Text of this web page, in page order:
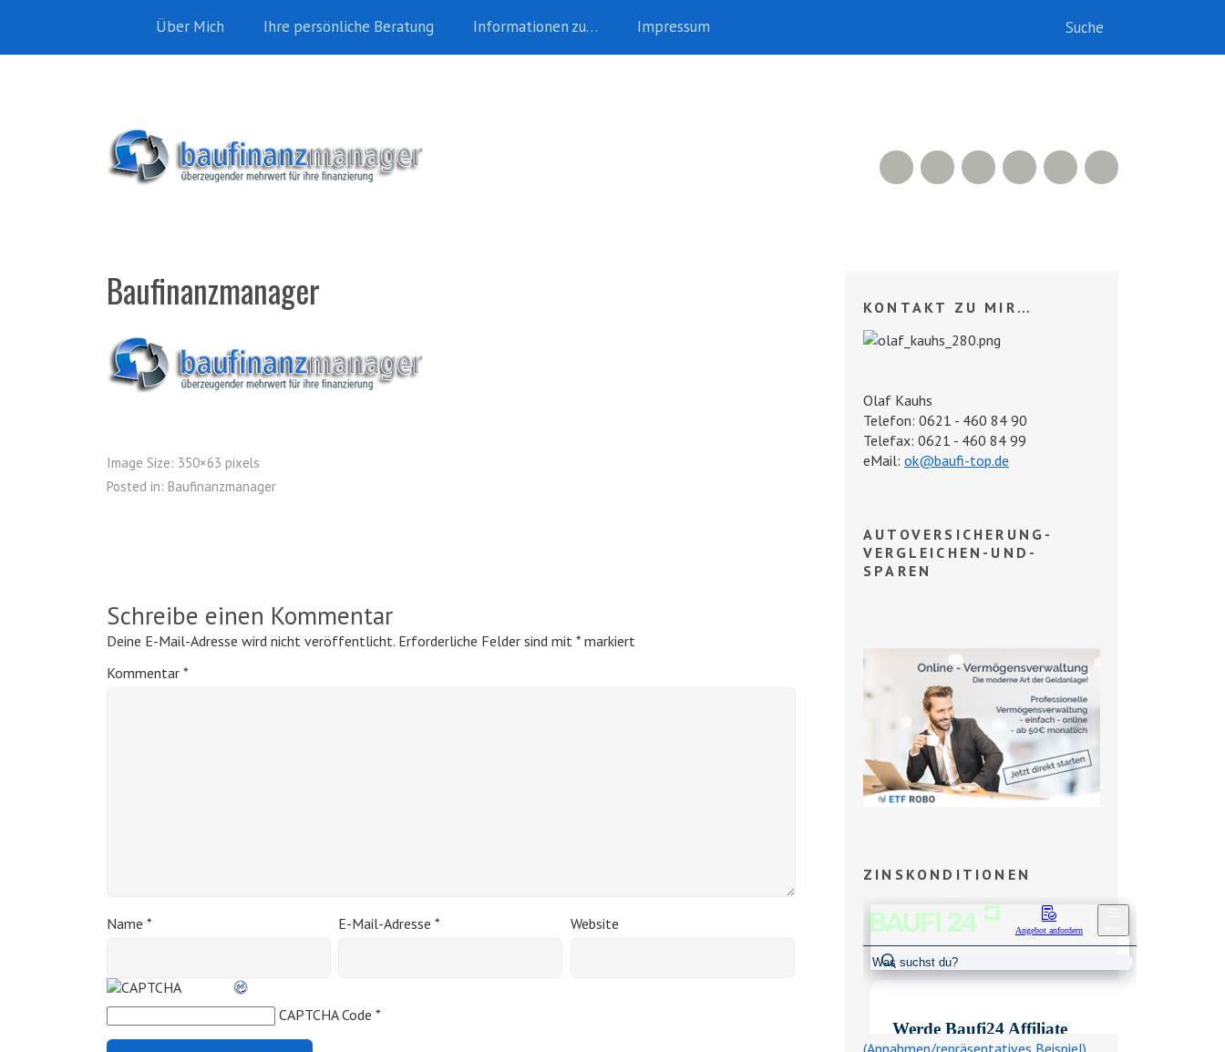
Über Mich Ihre persönliche Beratung Informationen zu… Impressum
Facebook
500px
LinkedIn
Xing
RSS Feed
Baufinanzmanager
Image Size: 350×63 pixels
Posted in: Baufinanzmanager
Schreibe einen Kommentar
Deine E-Mail-Adresse wird nicht veröffentlicht. Erforderliche Felder sind mit * markiert
Kommentar *
Name * E-Mail-Adresse* Website
CAPTCHA Code *
KONTAKT ZU MIR…
Olaf Kauhs
Telefon: 0621 - 460 84 90
Telefax: 0621 - 460 84 99
eMail: ok@baufi-top.de
AUTOVERSICHERUNG-
VERGLEICHEN-UND-
SPAREN
ZINSKONDITIONEN
(Annahmen/repräsentatives Beispiel)